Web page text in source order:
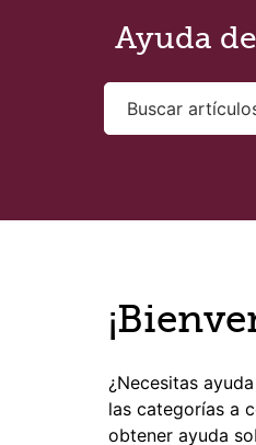
Ayuda
¿Necesitas
las categorías a
obtener ayuda